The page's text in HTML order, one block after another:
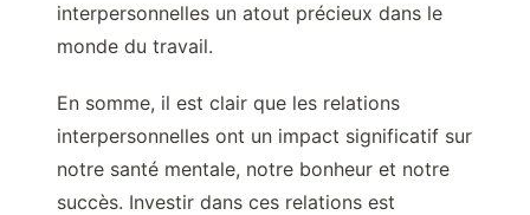
interpersonnelles un atout précieux dans le
monde du travail.
En somme, il est clair que les relations
interpersonnelles ont un impact significatif sur
notre santé mentale, notre bonheur et notre
succès. Investir dans ces relations est